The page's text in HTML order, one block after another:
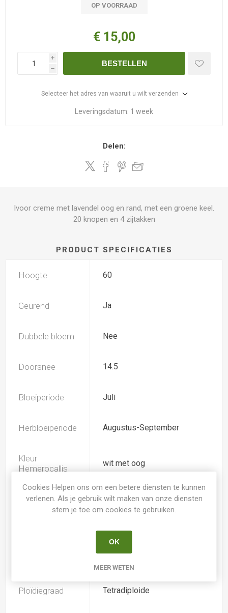
OP VOORRAAD
€ 15,00
i
h
BESTELLEN
Selecteer het adres van waaruit u wilt verzenden
Leveringsdatum: 1 week
Delen:
Ivoor creme met lavendel oog en rand, met een groene keel.
20 knopen en 4 zijtakken
PRODUCT SPECIFICATIES
Hoogte 60
Geurend Ja
Dubbele bloem Nee
Doorsnee 14.5
Bloeiperiode Juli
Herbloeiperiode Augustus-September
Kleur
Hemerocallis
wit met oog
Spider Nee
Bladhoudend
Ploïdiegraad Tetradiploide
Cookies Helpen ons om een betere diensten te kunnen
verlenen. Als je gebruik wilt maken van onze diensten
stem je toe om cookies te gebruiken.
OK
MEER WETEN